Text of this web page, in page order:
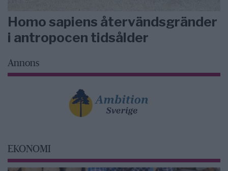
Homo sapiens återvändsgränder
i antropocen tidsålder
Annons
EKONOMI